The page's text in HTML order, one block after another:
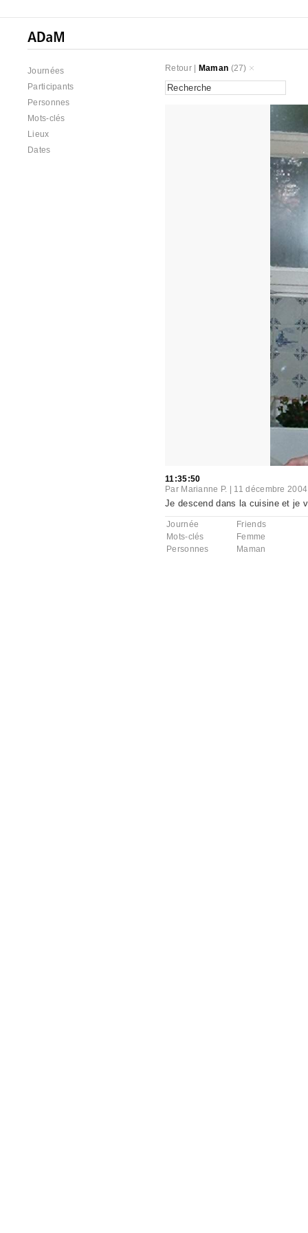
Journées
Participants
Personnes
Mots-clés
Lieux
Dates
Retour| Maman (27)
11:35:50
Par Marianne P. 11 décembre 2004
Je descend dans la cuisine et je
Journée
Friends
Mots-clés
Femme
Personnes
Maman